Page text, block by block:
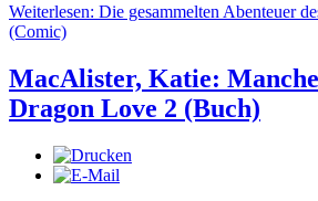
Weiterlesen: Die gesammelten Abenteuer
(Comic)
MacAlister, Katie: Manche
Dragon Love 2 (Buch)